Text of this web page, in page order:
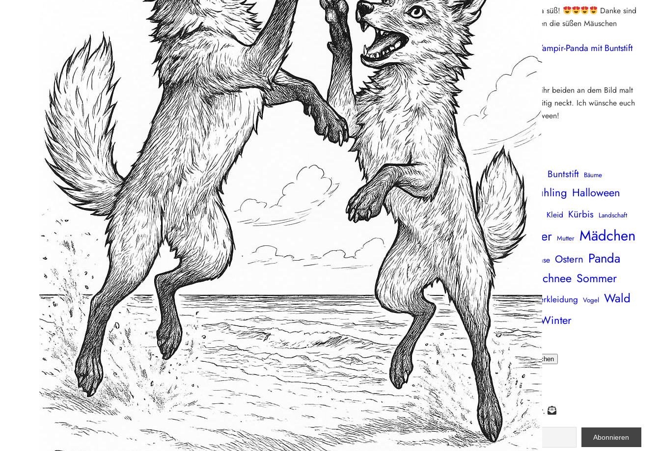
Aaaaaw die sind ja süß!
Danke sind
direkt runtergeladen die süßen Mäuschen
Video: Vampir-Panda mit Buntstift
ausmalen
29. Oktober 2025
Wirklich süß, wie ihr beiden an dem Bild malt
und euch gegenseitig neckt. Ich wünsche euch
ein schönes Halloween!
Suchen & finden
Bambus Baum Blumen Blüten Buntstift Bäume
Eichhörnchen Familie Filzstift Frühling Halloween
Hase Haus Herz Katze Kleid Kürbis Landschaft
Mandala Marker Maus Meer Mutter Mädchen
Mäuse Ornament Osterei Osterhase Ostern Panda
Pizza Sand Schmetterlinge Schnee Sommer
Sonne Strand verkleidet Verkleidung Vogel Wald
Weihnachten Wiese Winter
Suchen
Suchen
Nichts mehr verpassen
Abonniere unseren Newsletter.